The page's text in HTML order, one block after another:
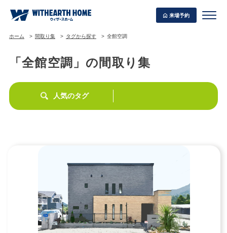
来場予約
WITHEARTH HOME の BEST PLAN
ホーム 間取り集 タグから探す 全館空調
「全館空調」の間取り集
人気のタグ